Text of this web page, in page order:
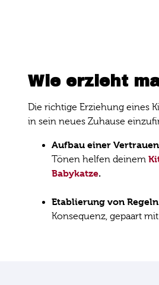
Wie erzieht
Die richtige Erziehung eines
in sein neues Zuhause
Aufbau einer
Tönen helfen deinem
Babykatze.
Etablierung von
Konsequenz, gepaart